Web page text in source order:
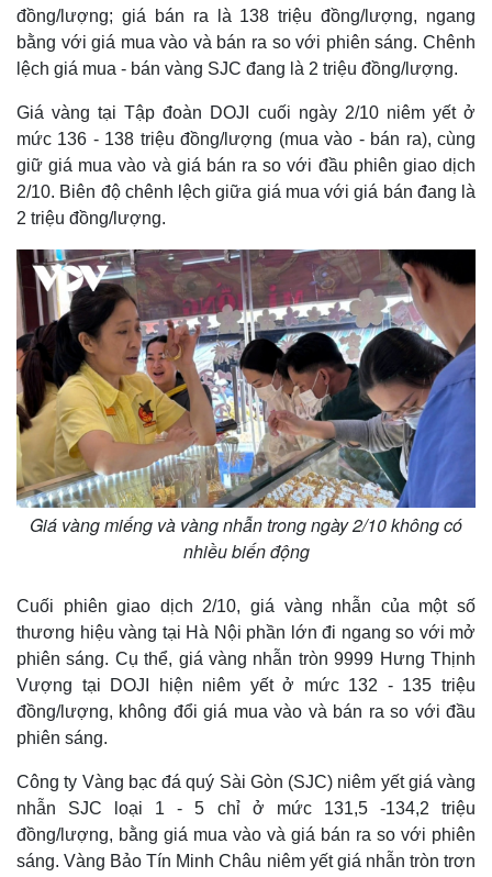
Thế giới
Quan sát
Cuộc sống đó đây
Hồ sơ
Multimedia
Video
Ảnh
E-Magazine
đồng/lượng; giá bán ra là 138 triệu đồng/lượng, ngang
bằng với giá mua vào và bán ra so với phiên sáng. Chênh
lệch giá mua - bán vàng SJC đang là 2 triệu đồng/lượng.
Giá vàng tại Tập đoàn DOJI cuối ngày 2/10 niêm yết ở
mức 136 - 138 triệu đồng/lượng (mua vào - bán ra), cùng
giữ giá mua vào và giá bán ra so với đầu phiên giao dịch
2/10. Biên độ chênh lệch giữa giá mua với giá bán đang là
2 triệu đồng/lượng.
Giá vàng miếng và vàng nhẫn trong ngày 2/10 không có
nhiều biến động
Cuối phiên giao dịch 2/10, giá vàng nhẫn của một số
thương hiệu vàng tại Hà Nội phần lớn đi ngang so với mở
phiên sáng. Cụ thể, giá vàng nhẫn tròn 9999 Hưng Thịnh
Vượng tại DOJI hiện niêm yết ở mức 132 - 135 triệu
đồng/lượng, không đổi giá mua vào và bán ra so với đầu
phiên sáng.
Công ty Vàng bạc đá quý Sài Gòn (SJC) niêm yết giá vàng
nhẫn SJC loại 1 - 5 chỉ ở mức 131,5 -134,2 triệu
đồng/lượng, bằng giá mua vào và giá bán ra so với phiên
sáng. Vàng Bảo Tín Minh Châu niêm yết giá nhẫn tròn trơn